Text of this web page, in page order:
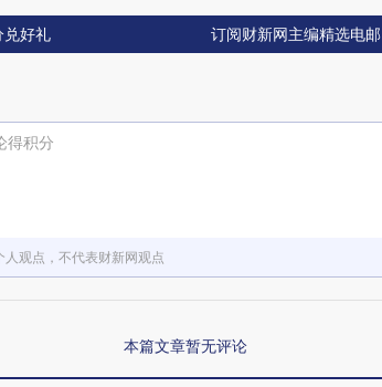
兑好礼 订阅财新网主编精选电邮
得积分
人观点，不代表财新网观点
本篇文章暂无评论